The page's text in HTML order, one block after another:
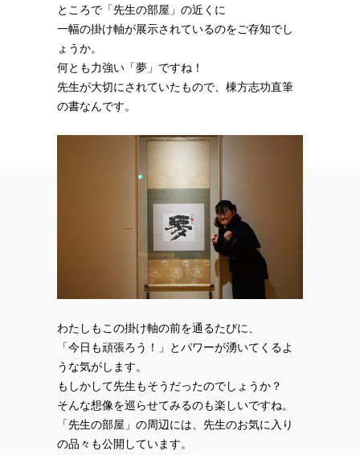
ところで「先生の部屋」の近くに
一幅の掛け軸が展示されているのをご存知でし
ょうか。
何とも力強い「夢」ですね！
先生が大切にされていたもので、棟方志功直筆
の書なんです。
わたしもこの掛け軸の前を通るたびに、
「今日も頑張ろう！」とパワーが湧いてくるよ
うな気がします。
もしかして先生もそうだったのでしょうか？
そんな想像を巡らせてみるのも楽しいですね。
「先生の部屋」の周辺には、先生のお気に入り
の品々も公開しています。